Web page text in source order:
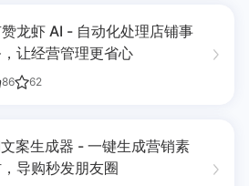
龙虾 AI - 自动化处理店铺事
让经营管理更省心
86 62
案生成器 - 一键生成营销素
导购秒发朋友圈